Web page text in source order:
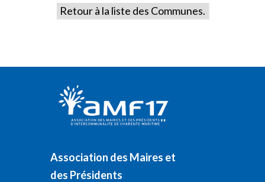
Retour à la liste des Communes.
Association des Maires et
des Présidents